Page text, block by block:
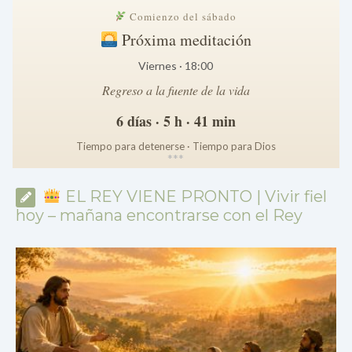
Comienzo del sábado
Próxima meditación
Viernes · 18:00
Regreso a la fuente de la vida
6 días · 5 h · 41 min
Tiempo para detenerse · Tiempo para Dios
***
EL REY VIENE PRONTO | Vivir fiel
hoy – mañana encontrarse con el Rey